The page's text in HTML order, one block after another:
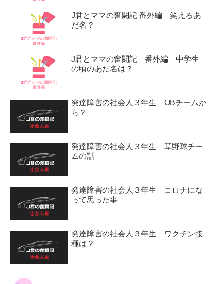
J君とママの奮闘記 番外編 笑えるあ
だ名？
J君とママの奮闘記 番外編 中学生
の頃のあだ名は？
発達障害の社会人３年生 OBチームか
ら？
発達障害の社会人３年生 草野球チー
ムの話
発達障害の社会人３年生 コロナにな
って思った事
発達障害の社会人３年生 ワクチン接
種は？